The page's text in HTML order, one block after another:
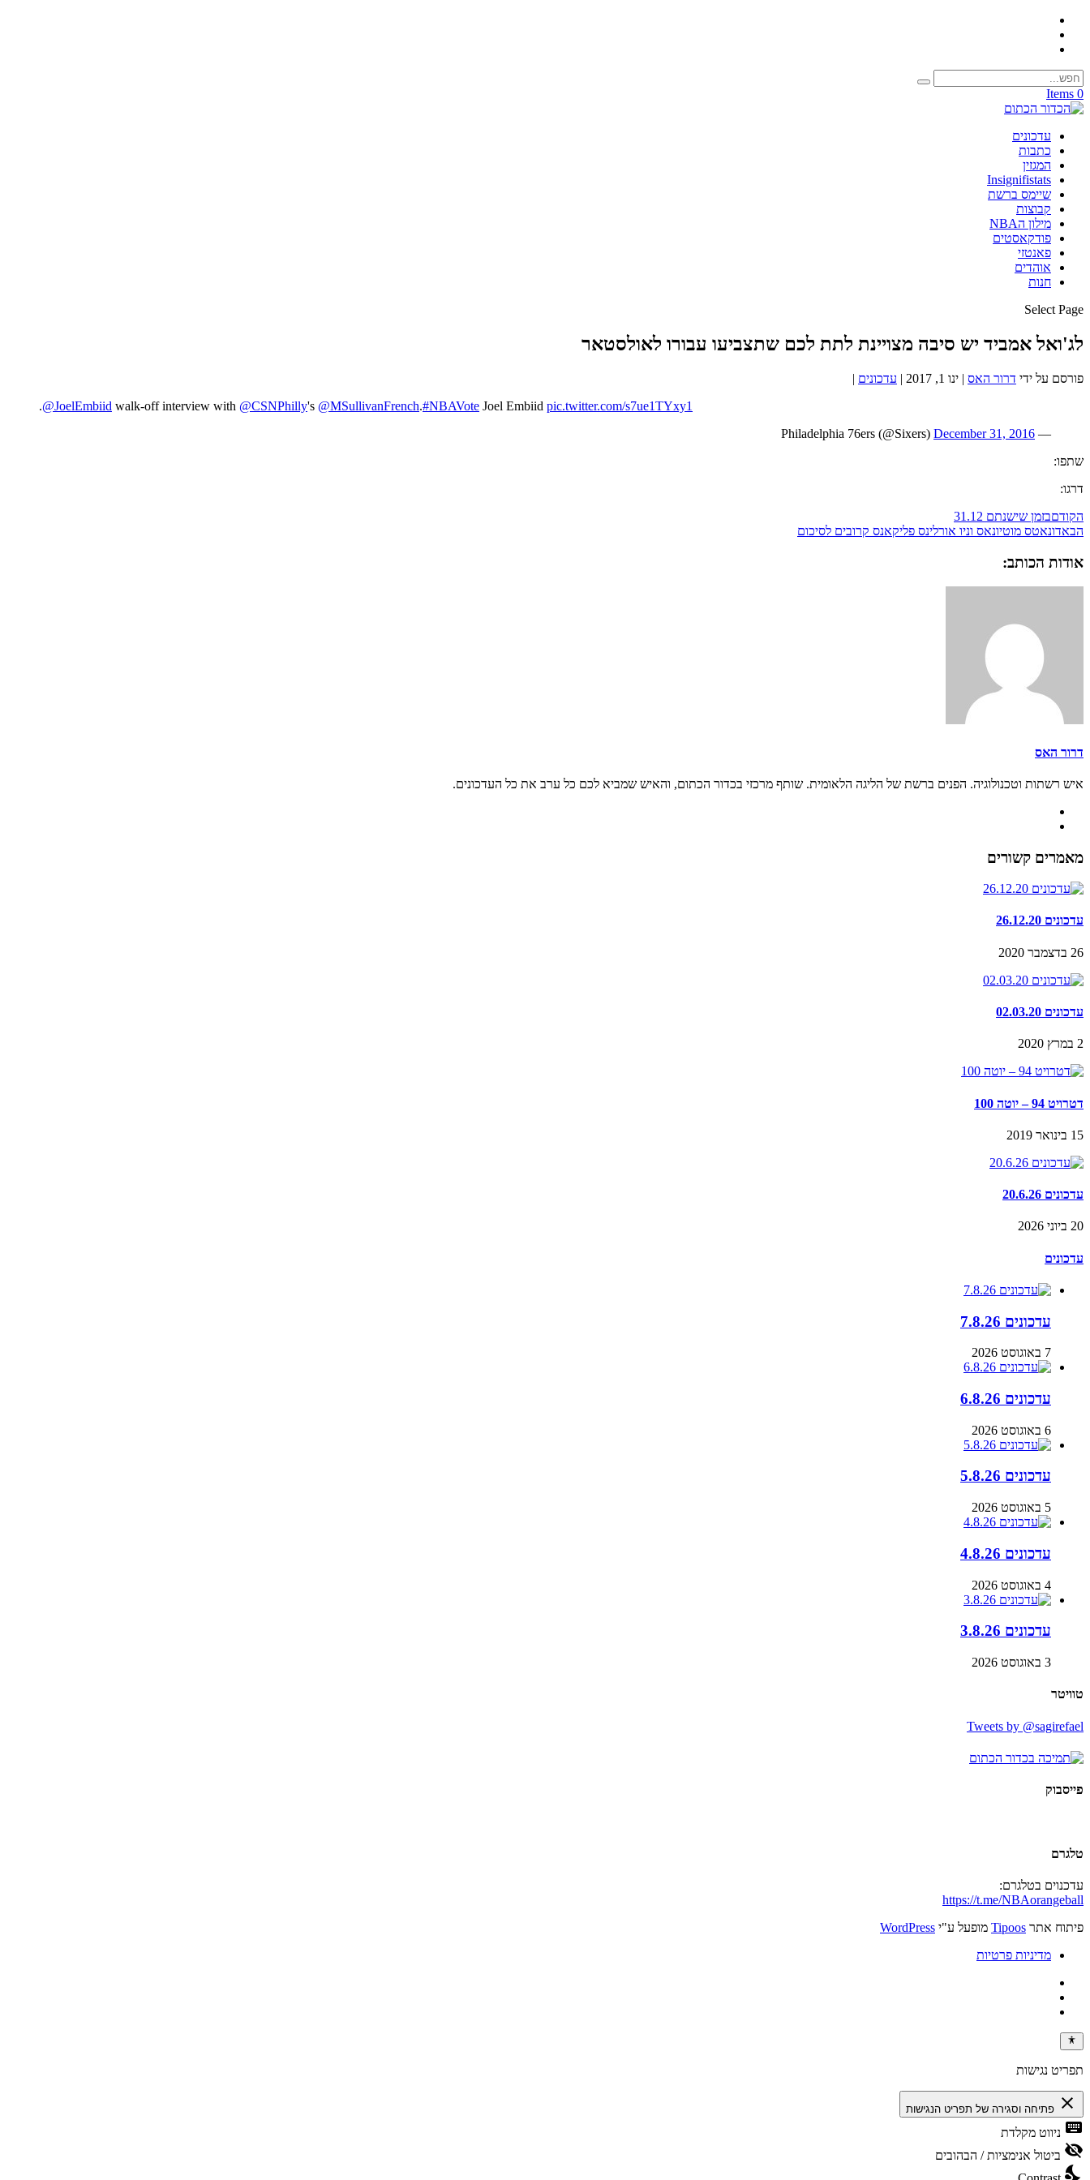
0 Items
עדכונים
כתבות
המגזין
Insignifistats
שיימס ברשת
קבוצות
מילון הNBA
פודקאסטים
פאנטזי
אוהדים
חנות
Select Page
לג'ואל אמביד יש סיבה מצויינת לתת לכם שתצביעו עבורו לאולסטאר
פורסם על ידי דרור האס | ינו 1, 2017 | עדכונים |
.@JoelEmbiid walk-off interview with @CSNPhilly's @MSullivanFrench.#NBAVote Joel Embiid pic.twitter.com/s7ue1TYxy1
— Philadelphia 76ers (@Sixers)
December 31, 2016
שתפו:
דרגו:
הקודםבזמן שישנתם 31.12
הבאדונאטס מוטיונאס וניו אורלינס פליקאנס קרובים לסיכום
אודות הכותב:
דרור האס
איש רשתות וטכנולוגיה. הפנים ברשת של הליגה הלאומית. שותף מרכזי בכדור הכתום, והאיש שמביא לכם כל ערב את כל העדכונים.
מאמרים קשורים
עדכונים 26.12.20
26 בדצמבר 2020
עדכונים 02.03.20
2 במרץ 2020
דטרויט 94 – יוטה 100
15 בינואר 2019
עדכונים 20.6.26
20 ביוני 2026
עדכונים
עדכונים 7.8.26
7 באוגוסט 2026
עדכונים 6.8.26
6 באוגוסט 2026
עדכונים 5.8.26
5 באוגוסט 2026
עדכונים 4.8.26
4 באוגוסט 2026
עדכונים 3.8.26
3 באוגוסט 2026
טוויטר
Tweets by @sagirefael
פייסבוק
טלגרם
עדכנוים בטלגרם:
https://t.me/NBAorangeball
פיתוח אתר Tipoos מופעל ע"י WordPress
מדיניות פרטיות
תפריט נגישות
close פתיחה וסגירה של תפריט הנגישות
keyboard ניווט מקלדת
visibility_off ביטול אנימציות / הבהובים
nights_stay